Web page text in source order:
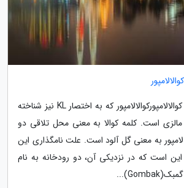
راهنمای جامع سفر به کوالالامپورکوالالامپور که به اختصار KL نیز شناخته
است. کلمه کوالا به معنی محل تلاقی دو
به معنی گل آلود است. علت نامگذاری این
است که در نزدیکی آن، دو رودخانه به نام